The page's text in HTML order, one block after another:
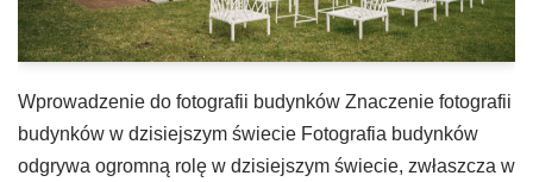
Wprowadzenie do fotografii budynków Znaczenie fotografii
budynków w dzisiejszym świecie Fotografia budynków
odgrywa ogromną rolę w dzisiejszym świecie, zwłaszcza w